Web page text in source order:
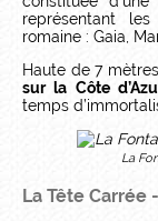
représentant
romaine : Gaia,
Haute de 7
sur la Côte
temps
La
La Tête Carrée